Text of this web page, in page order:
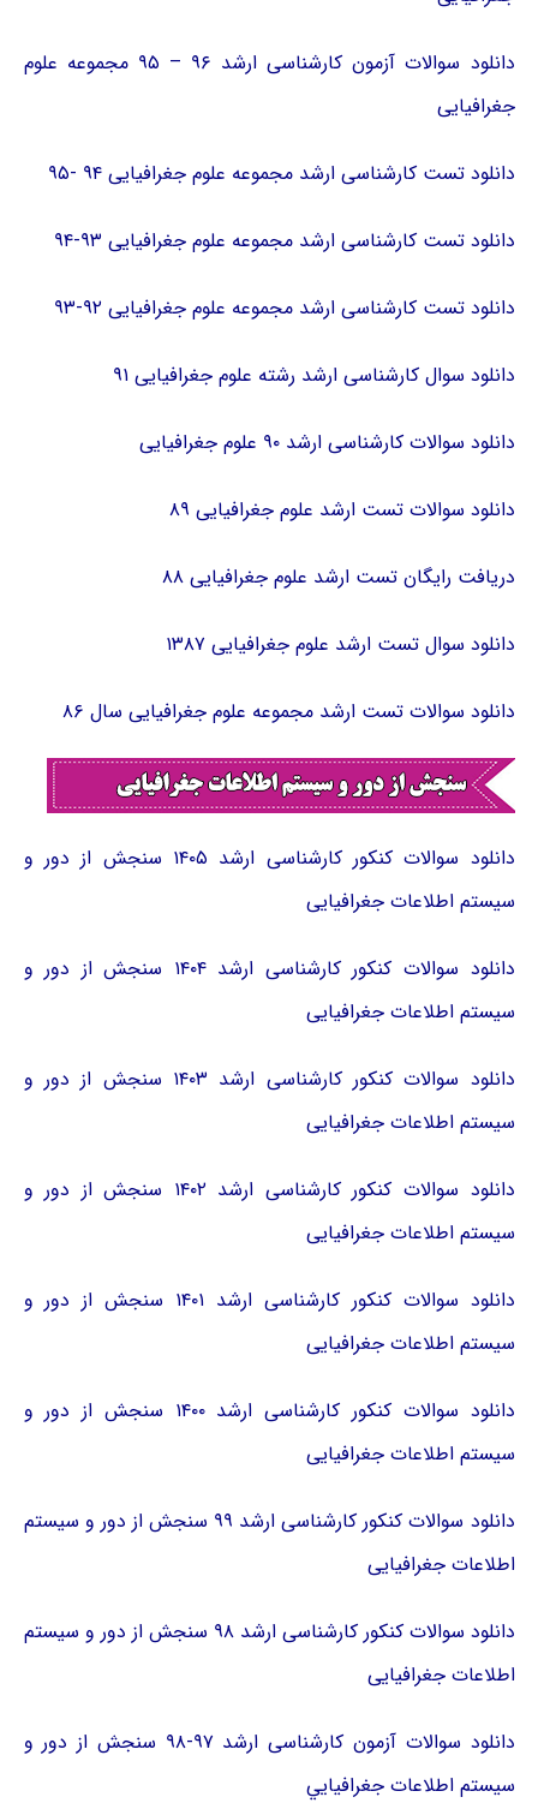
دانلود سوالات آزمون کارشناسی ارشد ۹۶ – ۹۵ مجموعه علوم
جغرافیایی
دانلود تست کارشناسی ارشد مجموعه علوم جغرافیایی ۹۴ -۹۵
دانلود تست کارشناسی ارشد مجموعه علوم جغرافیایی ۹۳-۹۴
دانلود تست کارشناسی ارشد مجموعه علوم جغرافیایی ۹۲-۹۳
دانلود سوال کارشناسی ارشد رشته علوم جغرافیایی ۹۱
دانلود سوالات کارشناسی ارشد ۹۰ علوم جغرافیایی
دانلود سوالات تست ارشد علوم جغرافیایی ۸۹
دریافت رایگان تست ارشد علوم جغرافیایی ۸۸
دانلود سوال تست ارشد علوم جغرافیایی ۱۳۸۷
دانلود سوالات تست ارشد مجموعه علوم جغرافیایی سال ۸۶
دانلود سوالات کنکور کارشناسی ارشد ۱۴۰۵ سنجش از دور و
سیستم اطلاعات جغرافیایی
دانلود سوالات کنکور کارشناسی ارشد ۱۴۰۴ سنجش از دور و
سیستم اطلاعات جغرافیایی
دانلود سوالات کنکور کارشناسی ارشد ۱۴۰۳ سنجش از دور و
سیستم اطلاعات جغرافیایی
دانلود سوالات کنکور کارشناسی ارشد ۱۴۰۲ سنجش از دور و
سیستم اطلاعات جغرافیایی
دانلود سوالات کنکور کارشناسی ارشد ۱۴۰۱ سنجش از دور و
سیستم اطلاعات جغرافیایی
دانلود سوالات کنکور کارشناسی ارشد ۱۴۰۰ سنجش از دور و
سیستم اطلاعات جغرافیایی
دانلود سوالات کنکور کارشناسی ارشد ۹۹ سنجش از دور و سیستم
اطلاعات جغرافیایی
دانلود سوالات کنکور کارشناسی ارشد ۹۸ سنجش از دور و سیستم
اطلاعات جغرافیایی
دانلود سوالات آزمون کارشناسی ارشد ۹۷-۹۸ ﺳﻨﺠﺶ از دور و
ﺳﻴﺴﺘﻢ اﻃﻼﻋﺎت ﺟﻐﺮاﻓﻴﺎﻳﻲ